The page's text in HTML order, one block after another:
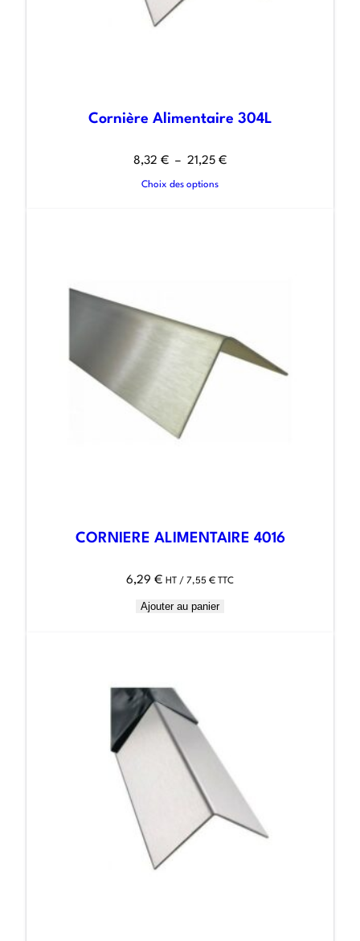
Cornière Alimentaire 304L
8,32 € – 21,25 €
Choix des options
CORNIERE ALIMENTAIRE 4016
6,29 € HT / 7,55 € TTC
Ajouter au panier